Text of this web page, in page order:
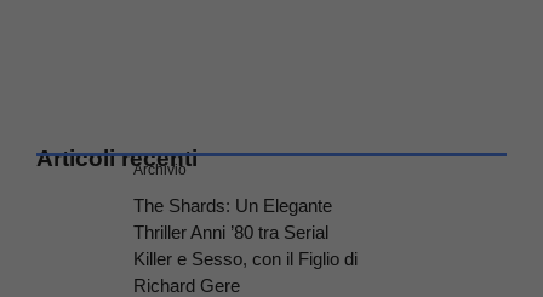
Articoli recenti
Archivio
The Shards: Un Elegante
Thriller Anni ’80 tra Serial
Killer e Sesso, con il Figlio di
Richard Gere